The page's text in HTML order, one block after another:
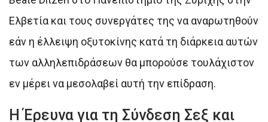
Ελβετία και τους συνεργάτες της να αναρωτηθούν
εάν η έλλειψη οξυτοκίνης κατά τη διάρκεια αυτών
των αλληλεπιδράσεων θα μπορούσε τουλάχιστον
εν μέρει να μεσολαβεί αυτή την επίδραση.
Η Έρευνα για τη Σύνδεση Σεξ και